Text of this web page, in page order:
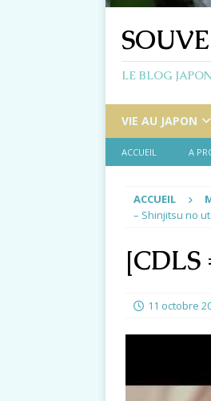
LE BLOG
VIE AU JAPON
ACCUEIL A
ACCUEIL
– Shinjitsu no
11 octobre